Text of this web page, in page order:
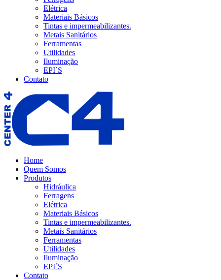
Elétrica
Materiais Básicos
Tintas e impermeabilizantes.
Metais Sanitários
Ferramentas
Utilidades
Iluminação
EPI´S
Contato
Home
Quem Somos
Produtos
Hidráulica
Ferragens
Elétrica
Materiais Básicos
Tintas e impermeabilizantes.
Metais Sanitários
Ferramentas
Utilidades
Iluminação
EPI´S
Contato